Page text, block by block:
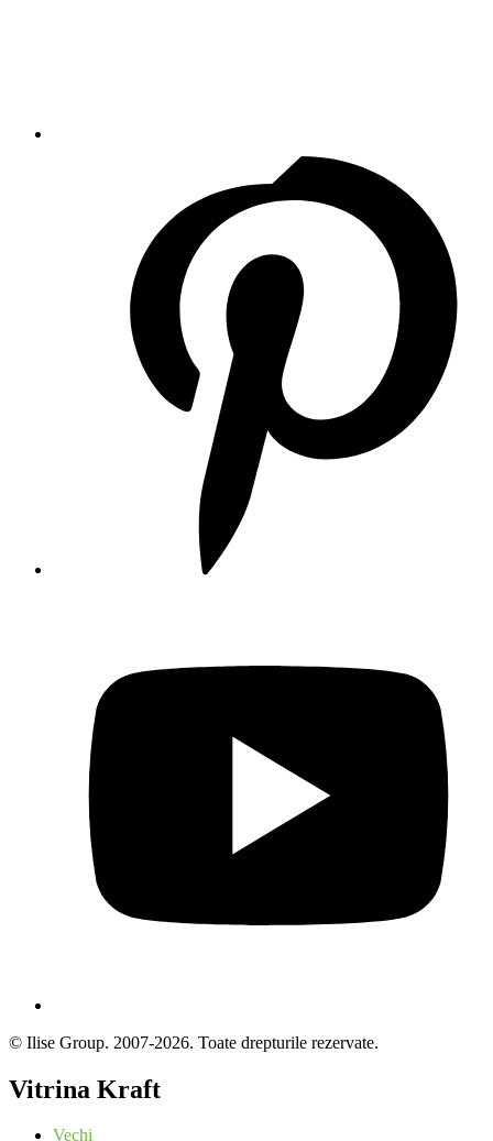
© Ilise Group. 2007-2026. Toate drepturile rezervate.
Vitrina Kraft
Vechi